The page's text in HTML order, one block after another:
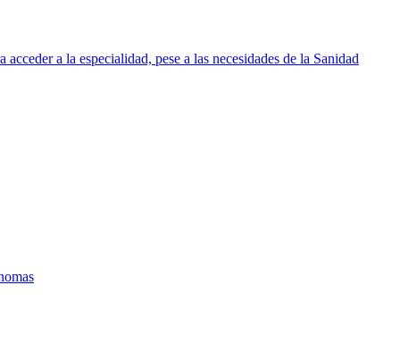
a la especialidad, pese a las necesidades de la Sanidad